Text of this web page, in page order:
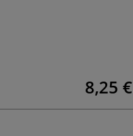
8,25 €